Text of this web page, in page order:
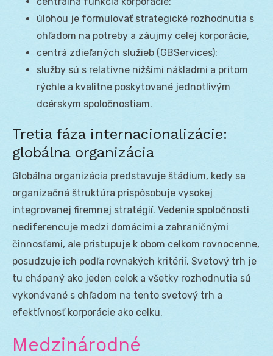
úlohou je formulovať strategické rozhodnutia s
ohľadom na potreby a záujmy celej korporácie,
centrá zdieľaných služieb (GBServices):
služby sú s relatívne nižšími nákladmi a pritom
rýchle a kvalitne poskytované jednotlivým
dcérskym spoločnostiam.
Tretia fáza internacionalizácie:
globálna organizácia
Globálna organizácia predstavuje štádium, kedy sa
organizačná štruktúra prispôsobuje vysokej
integrovanej firemnej stratégií. Vedenie spoločnosti
nediferencuje medzi domácimi a zahraničnými
činnosťami, ale pristupuje k obom celkom rovnocenne,
posudzuje ich podľa rovnakých kritérií. Svetový trh je
tu chápaný ako jeden celok a všetky rozhodnutia sú
vykonávané s ohľadom na tento svetový trh a
efektívnosť korporácie ako celku.
Medzinárodné